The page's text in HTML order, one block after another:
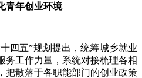
年创业环境
五”规划提出，统筹城乡就业
务工作力量，系统对接梳理各相
把散落于各职能部门的创业政策